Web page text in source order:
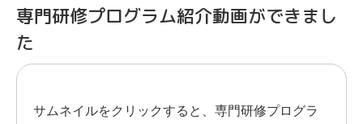
専門研修プログラム紹介動画ができまし
た
サムネイルをクリックすると、専門研修プログラ